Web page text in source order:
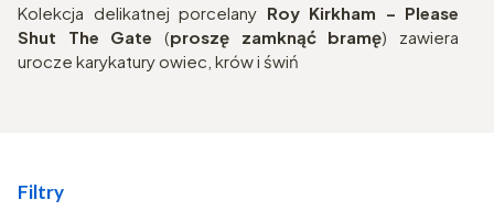
Kolekcja delikatnej porcelany Roy Kirkham – Please
Shut The Gate (proszę zamknąć bramę) zawiera
urocze karykatury owiec, krów i świń
Filtry